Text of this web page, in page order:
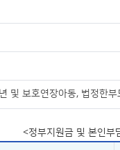
및 보호연장아동, 법정한
<정부지원금 및 본인부